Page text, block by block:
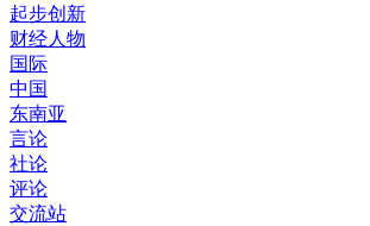
起步创新
财经人物
国际
中国
东南亚
言论
社论
评论
交流站